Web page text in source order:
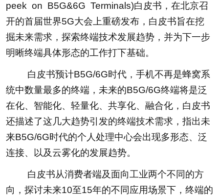
peek on B5G&6G Terminals)白皮书，在北京召
开的首届世界5G大会上重磅发布，白皮书旨在挖
掘未来需求，探索终端技术发展趋势，并为下一步
明晰终端具体形态的工作打下基础。
白皮书预计B5G/6G时代，手机不再是蜂窝系
统中数量最多的终端，未来的B5G/6G终端将是泛
在化、智能化、轻量化、共享化、融合化，白皮书
还描述了这几大趋势引发的终端技术需求，指出未
来B5G/6G时代的个人处理中心会出现多形态、泛
连接、以及云雾化的发展趋势。
白皮书从消费者端及面向工业两个不同的方
向，探讨未来10至15年的不同应用场景下，终端的